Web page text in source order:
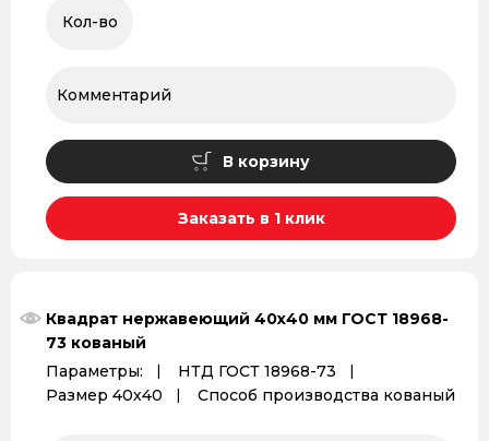
В корзину
Заказать в 1 клик
Квадрат нержавеющий 40х40 мм ГОСТ 18968-
73 кованый
Параметры:
НТД ГОСТ 18968-73
Размер 40х40
Способ производства кованый